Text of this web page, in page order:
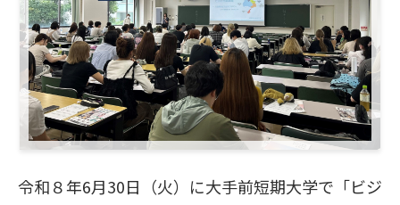
令和８年6月30日（火）に大手前短期大学で「ビジ